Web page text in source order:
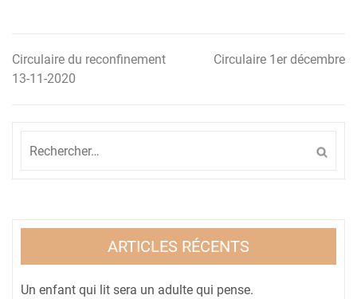
Navigation
Circulaire du reconfinement
13-11-2020
Circulaire 1er décembre
ARTICLES RÉCENTS
Un enfant qui lit sera un adulte qui pense.